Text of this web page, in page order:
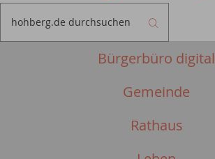
Bürgerbüro digital
Gemeinde
Rathaus